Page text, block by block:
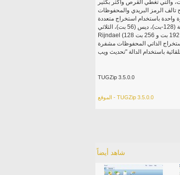
تشفير المحفوظات باستخدام خوارزميات مختلفة 6. السمكة المنتفخة (128-بت)، ديس (56 بت)، الثلاثي DES (168-بت) و
TUGZip 3.5.0.0
الموقع - TUGZip 3.5.0.0
شاهد أيضاً